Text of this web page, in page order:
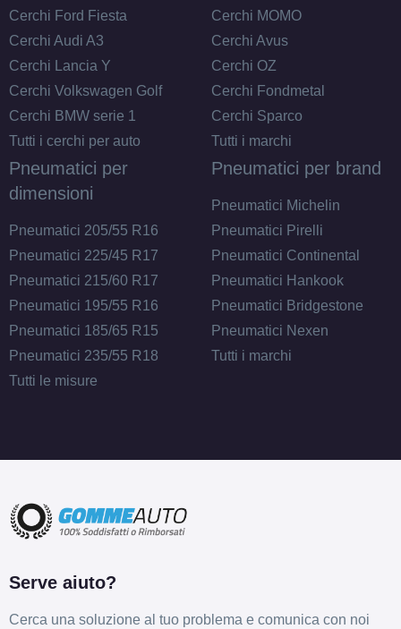
Cerchi Ford Fiesta
Cerchi Audi A3
Cerchi Lancia Y
Cerchi Volkswagen Golf
Cerchi BMW serie 1
Tutti i cerchi per auto
Cerchi MOMO
Cerchi Avus
Cerchi OZ
Cerchi Fondmetal
Cerchi Sparco
Tutti i marchi
Pneumatici per
dimensioni
Pneumatici 205/55 R16
Pneumatici 225/45 R17
Pneumatici 215/60 R17
Pneumatici 195/55 R16
Pneumatici 185/65 R15
Pneumatici 235/55 R18
Tutti le misure
Pneumatici per brand
Pneumatici Michelin
Pneumatici Pirelli
Pneumatici Continental
Pneumatici Hankook
Pneumatici Bridgestone
Pneumatici Nexen
Tutti i marchi
Serve aiuto?
Cerca una soluzione al tuo problema e comunica con noi